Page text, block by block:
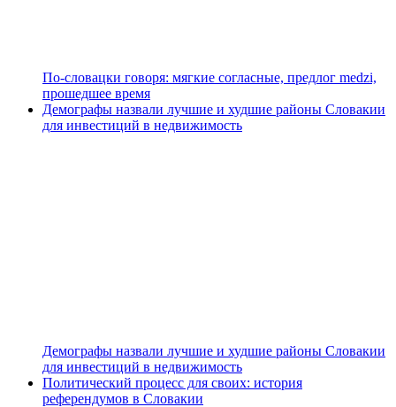
По-словацки говоря: мягкие согласные, предлог medzi,
прошедшее время
Демографы назвали лучшие и худшие районы Словакии
для инвестиций в недвижимость
Демографы назвали лучшие и худшие районы Словакии
для инвестиций в недвижимость
Политический процесс для своих: история
референдумов в Словакии